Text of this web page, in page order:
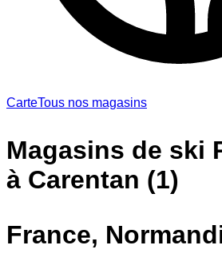
CarteTous nos magasins
Magasins de ski
à Carentan (1)
France,